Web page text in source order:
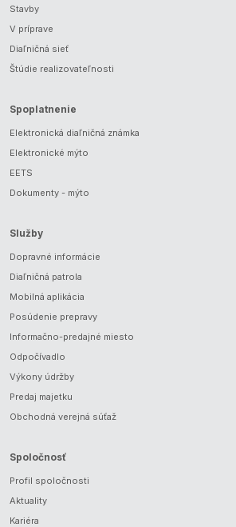
Stavby
V príprave
Diaľničná sieť
Štúdie realizovateľnosti
Spoplatnenie
Elektronická diaľničná známka
Elektronické mýto
EETS
Dokumenty - mýto
Služby
Dopravné informácie
Diaľničná patrola
Mobilná aplikácia
Posúdenie prepravy
Informačno-predajné miesto
Odpočívadlo
Výkony údržby
Predaj majetku
Obchodná verejná súťaž
Spoločnosť
Profil spoločnosti
Aktuality
Kariéra